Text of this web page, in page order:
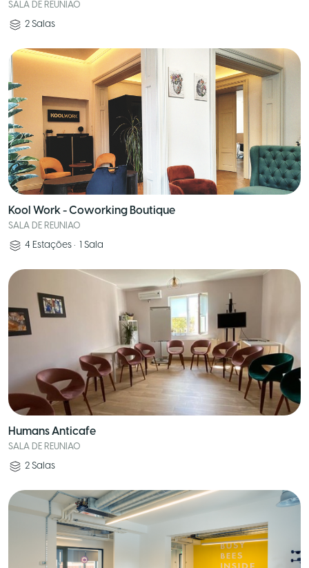
SALA DE REUNIAO
2 Salas
Kool Work - Coworking Boutique
SALA DE REUNIAO
4 Estações • 1 Sala
Humans Anticafe
SALA DE REUNIAO
2 Salas